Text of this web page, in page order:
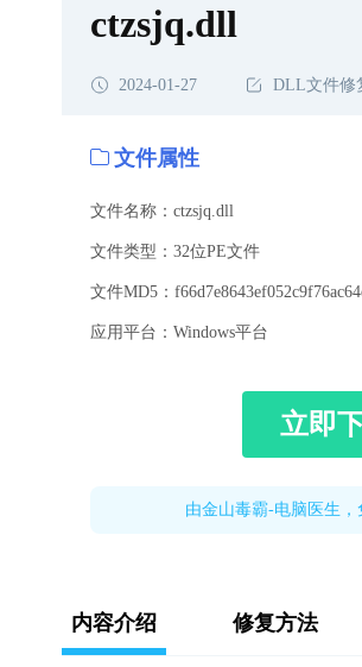
ctzsjq.dll
2024-01-27 DLL文件修
文件属性
文件名称：ctzsjq.dll
文件类型：32位PE文件
应用平台：Windows平台
立即
由金山毒霸-电脑医生
内容介绍 修复方法